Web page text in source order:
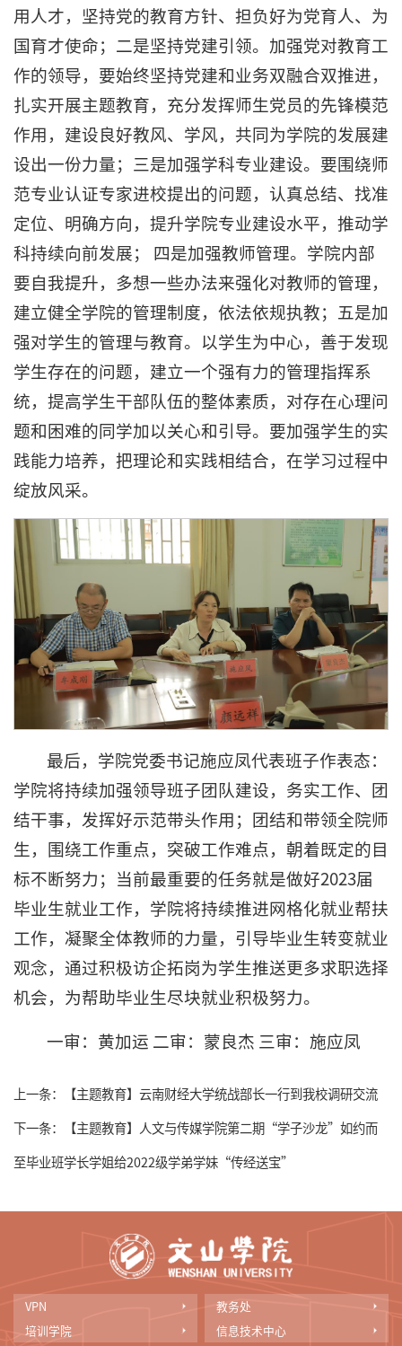
用人才，坚持党的教育方针、担负好为党育人、为
国育才使命；二是坚持党建引领。加强党对教育工
作的领导，要始终坚持党建和业务双融合双推进，
扎实开展主题教育，充分发挥师生党员的先锋模范
作用，建设良好教风、学风，共同为学院的发展建
设出一份力量；三是加强学科专业建设。要围绕师
范专业认证专家进校提出的问题，认真总结、找准
定位、明确方向，提升学院专业建设水平，推动学
科持续向前发展； 四是加强教师管理。学院内部
要自我提升，多想一些办法来强化对教师的管理，
建立健全学院的管理制度，依法依规执教；五是加
强对学生的管理与教育。以学生为中心，善于发现
学生存在的问题，建立一个强有力的管理指挥系
统，提高学生干部队伍的整体素质，对存在心理问
题和困难的同学加以关心和引导。要加强学生的实
践能力培养，把理论和实践相结合，在学习过程中
绽放风采。
最后，学院党委书记施应凤代表班子作表态：
学院将持续加强领导班子团队建设，务实工作、团
结干事，发挥好示范带头作用；团结和带领全院师
生，围绕工作重点，突破工作难点，朝着既定的目
标不断努力；当前最重要的任务就是做好2023届
毕业生就业工作，学院将持续推进网格化就业帮扶
工作，凝聚全体教师的力量，引导毕业生转变就业
观念，通过积极访企拓岗为学生推送更多求职选择
机会，为帮助毕业生尽块就业积极努力。
一审：黄加运 二审：蒙良杰 三审：施应凤
上一条：
【主题教育】云南财经大学统战部长一行到我校调研交流
下一条：
【主题教育】人文与传媒学院第二期“学子沙龙”如约而
至毕业班学长学姐给2022级学弟学妹“传经送宝”
VPN
教务处
培训学院
信息技术中心